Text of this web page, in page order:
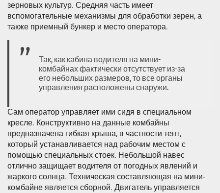
зерновых культур. Средняя часть имеет
вспомогательные механизмы для обработки зерен, а
также приемный бункер и место оператора.
Так, как кабина водителя на мини-
комбайнах фактически отсутствует из-за
его небольших размеров, то все органы
управления расположены снаружи.
Сам оператор управляет ими сидя в специальном
кресле. Конструктивно на данные комбайны
предназначена гибкая крыша, в частности тент,
который устанавливается над рабочим местом с
помощью специальных стоек. Небольшой навес
отлично защищает водителя от погодных явлений и
жаркого солнца. Техническая составляющая на мини-
комбайне является сборной. Двигатель управляется